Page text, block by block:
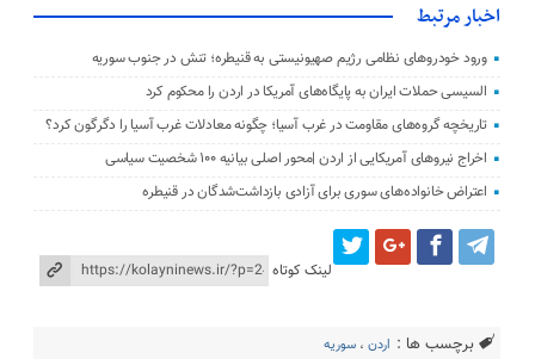
اخبار مرتبط
ورود خودروهای نظامی رژیم صهیونیستی به قنیطره؛ تنش در جنوب سوریه
السیسی حملات ایران به پایگاه‌های آمریکا در اردن را محکوم کرد
تاریخچه گروه‌های مقاومت در غرب آسیا؛ چگونه معادلات غرب آسیا را دگرگون کرد؟
اخراج نیروهای آمریکایی از اردن |محور اصلی بیانیه ۱۰۰ شخصیت سیاسی
اعتراض خانواده‌های سوری برای آزادی بازداشت‌شدگان در قنیطره
لینک کوتاه
برچسب ها : اردن ،سوریه